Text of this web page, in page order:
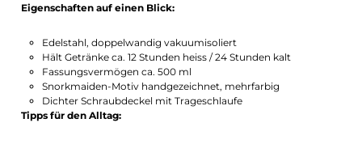
Eigenschaften auf einen Blick:
Edelstahl, doppelwandig vakuumisoliert
Hält Getränke ca. 12 Stunden heiss / 24 Stunden kalt
Fassungsvermögen ca. 500 ml
Snorkmaiden-Motiv handgezeichnet, mehrfarbig
Dichter Schraubdeckel mit Trageschlaufe
Tipps für den Alltag: